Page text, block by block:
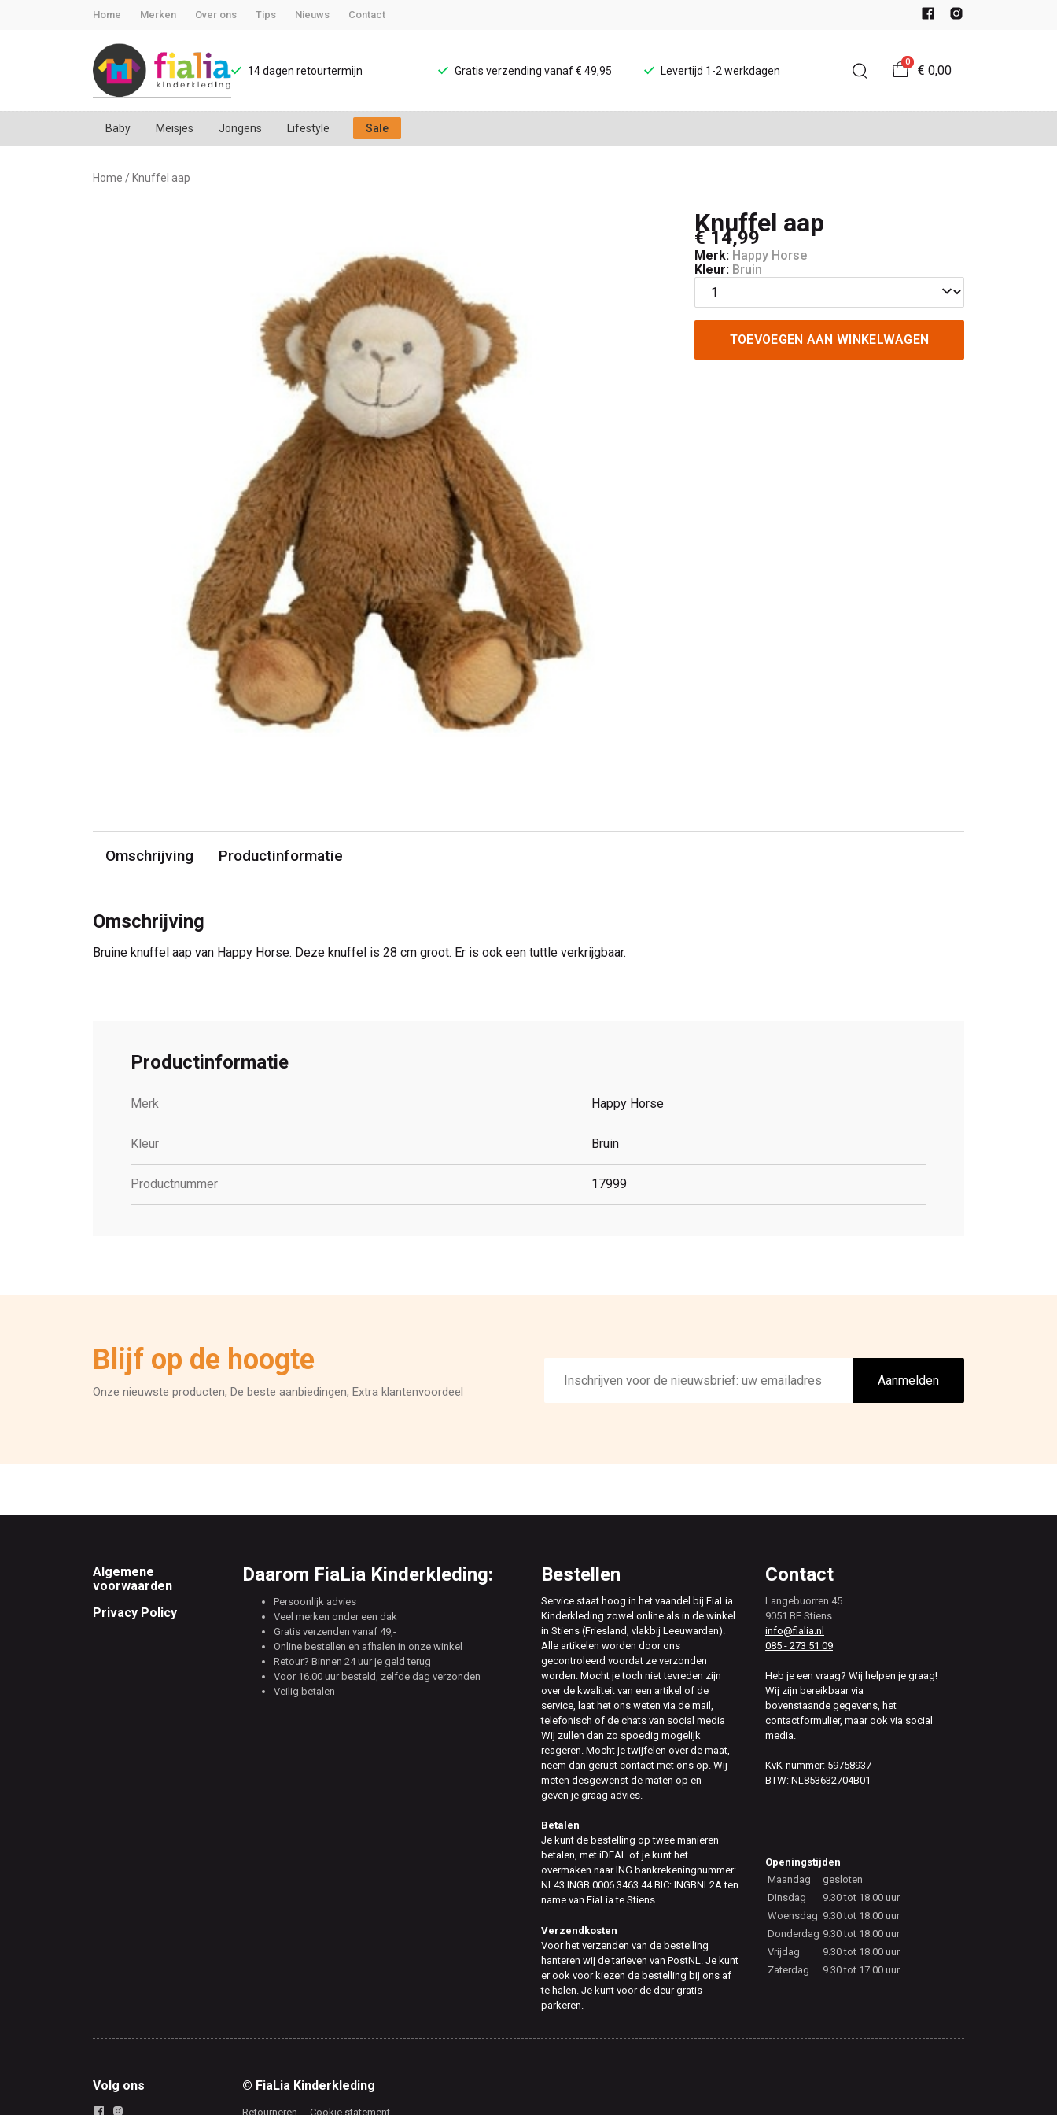
Home Merken Over ons Tips Nieuws Contact
14 dagen retourtermijn Gratis verzending vanaf € 49,95 Levertijd 1-2 werkdagen
0
€ 0,00
Baby Meisjes Jongens Lifestyle Sale
Knuffel
Home Knuffel aap
Knuffel aap
€ 14,99
Merk: Happy Horse
Kleur: Bruin
TOEVOEGEN AAN WINKELWAGEN
Omschrijving Productinformatie
Omschrijving
Bruine knuffel aap van Happy Horse. Deze knuffel is 28 cm groot. Er is ook een tuttle verkrijgbaar.
Productinformatie
Merk Happy Horse
Kleur Bruin
Productnummer 17999
Blijf op de hoogte
Onze nieuwste producten, De beste aanbiedingen, Extra klantenvoordeel
mailadres
Aanmelden
Footer
Algemene
voorwaarden
Privacy Policy
Daarom FiaLia Kinderkleding:
Persoonlijk advies
Veel merken onder een dak
Gratis verzenden vanaf 49,-
Online bestellen en afhalen in onze winkel
Retour? Binnen 24 uur je geld terug
Voor 16.00 uur besteld, zelfde dag verzonden
Veilig betalen
Bestellen
Service staat hoog in het vaandel bij FiaLia
Kinderkleding zowel online als in de winkel
in Stiens (Friesland, vlakbij Leeuwarden).
Alle artikelen worden door ons
gecontroleerd voordat ze verzonden
worden. Mocht je toch niet tevreden zijn
over de kwaliteit van een artikel of de
service, laat het ons weten via de mail,
telefonisch of de chats van social media
Wij zullen dan zo spoedig mogelijk
reageren. Mocht je twijfelen over de maat,
neem dan gerust contact met ons op. Wij
meten desgewenst de maten op en
geven je graag advies.
Betalen
Je kunt de bestelling op twee manieren
betalen, met iDEAL of je kunt het
overmaken naar ING bankrekeningnummer:
NL43 INGB 0006 3463 44 BIC: INGBNL2A ten
name van FiaLia te Stiens.
Verzendkosten
Voor het verzenden van de bestelling
hanteren wij de tarieven van PostNL. Je kunt
er ook voor kiezen de bestelling bij ons af
te halen. Je kunt voor de deur gratis
parkeren.
Contact
Langebuorren 45
9051 BE Stiens
info@fialia.nl
085 - 273 51 09
Heb je een vraag? Wij helpen je graag!
Wij zijn bereikbaar via
bovenstaande gegevens, het
contactformulier, maar ook via social
media.
KvK-nummer: 59758937
BTW: NL853632704B01
Openingstijden
Maandag
gesloten
Dinsdag
9.30 tot 18.00 uur
Woensdag 9.30 tot 18.00 uur
Donderdag 9.30 tot 18.00 uur
Vrijdag
9.30 tot 18.00 uur
Zaterdag
9.30 tot 17.00 uur
Volg ons © FiaLia Kinderkleding
Retourneren Cookie statement